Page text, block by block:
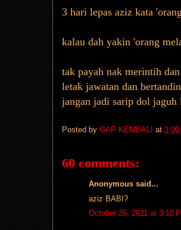
3 hari lepas aziz kata
kalau dah yakin 'orang
tak payah nak merintih
letak jawatan dan
jangan jadi sarip dol jaguh
Posted by GAP KEMBALI at 3:00
60 comments:
Anonymous said...
aziz BABI?
October 26, 2011 at 3:10